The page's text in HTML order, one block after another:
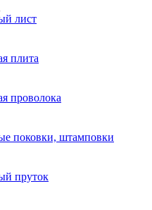
лист
плита
проволока
поковки, штамповки
пруток